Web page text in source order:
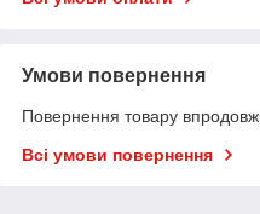
Умови повернення
Повернення товару
Всі умови повернення